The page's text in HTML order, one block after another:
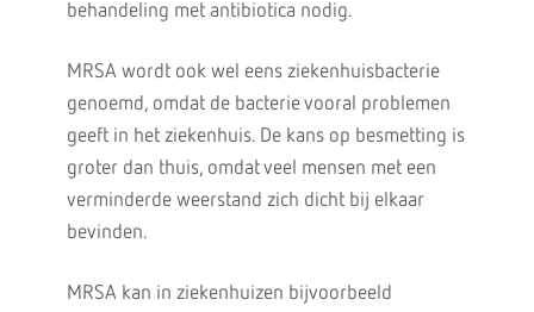
behandeling met antibiotica nodig.
MRSA wordt ook wel eens ziekenhuisbacterie
genoemd, omdat de bacterie vooral problemen
geeft in het ziekenhuis. De kans op besmetting is
groter dan thuis, omdat veel mensen met een
verminderde weerstand zich dicht bij elkaar
bevinden.
MRSA kan in ziekenhuizen bijvoorbeeld